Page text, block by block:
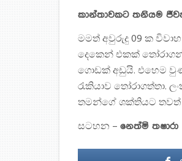
කාන්තාවකට තනියම
මමත් අවුරුදු 09 ක
දෙකෙන් එකක්
ගොඩක් අඩුයි. එහෙම
රැකියාව තෝරාගත්තා.
තමන්ගේ ශක්තියට තවත්
සටහන – නෙත්මි තෂාරා